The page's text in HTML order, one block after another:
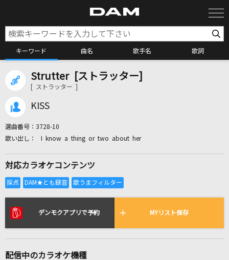
キーワード 曲名 歌手名 歌詞
カラオケ検索
全国りれき
リアルタイムで歌われている曲の一覧
Strutter [ストラッター]
[ ストラッター ]
KISS
選曲番号： 3728-10
I know a thing or two about her
対応カラオケコンテンツ
デンモクアプリで予約 MYリスト保存
配信中のカラオケ機種